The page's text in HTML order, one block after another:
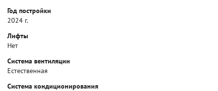
Год постройки
2024 г.
Лифты
Нет
Система вентиляции
Естественная
Система кондиционирования